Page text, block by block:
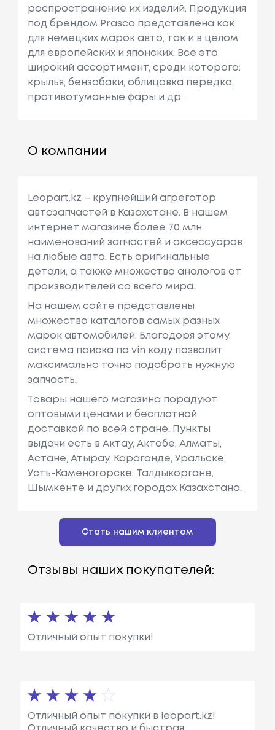
распространение их изделий. Продукция
под брендом Prasco представлена как
для немецких марок авто, так и в целом
для европейских и японских. Все это
широкий ассортимент, среди которого:
крылья, бензобаки, облицовка передка,
противотуманные фары и др.
О компании
Leopart.kz – крупнейший агрегатор
автозапчастей в Казахстане. В нашем
интернет магазине более 70 млн
наименований запчастей и аксессуаров
на любые авто. Есть оригинальные
детали, а также множество аналогов от
производителей со всего мира.
На нашем сайте представлены
множество каталогов самых разных
марок автомобилей. Благодоря этому,
система поиска по vin коду позволит
максимально точно подобрать нужную
запчасть.
Товары нашего магазина порадуют
оптовыми ценами и бесплатной
доставкой по всей стране. Пункты
выдачи есть в Актау, Актобе, Алматы,
Астане, Атырау, Караганде, Уральске,
Усть-Каменогорске, Талдыкоргане,
Шымкенте и других городах Казахстана.
Стать нашим клиентом
Отзывы наших покупателей:
Отличный опыт покупки!
Отличный опыт покупки в leopart.kz!